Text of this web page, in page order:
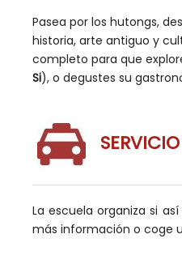
Pasea por los hutongs,
historia, arte antiguo y
completo para que
Si), o degustes su
La escuela organiza si
más información o coge